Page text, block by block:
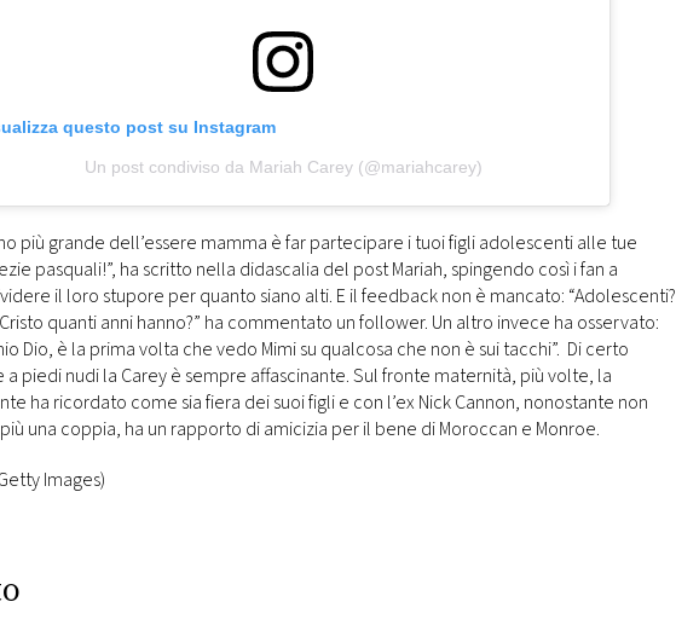
questo post su Instagram
Un post condiviso da Mariah Carey (@mariahcarey)
più grande dell’essere mamma è far partecipare i tuoi figli adolescenti alle tue
pasquali!”, ha scritto nella didascalia del post Mariah, spingendo così i fan a
il loro stupore per quanto siano alti. E il feedback non è mancato: “Adolescenti?
quanti anni hanno?” ha commentato un follower. Un altro invece ha osservato:
Dio, è la prima volta che vedo Mimi su qualcosa che non è sui tacchi”. Di certo
a piedi nudi la Carey è sempre affascinante. Sul fronte maternità, più volte, la
ha ricordato come sia fiera dei suoi figli e con l’ex Nick Cannon, nonostante non
una coppia, ha un rapporto di amicizia per il bene di Moroccan e Monroe.
Images)